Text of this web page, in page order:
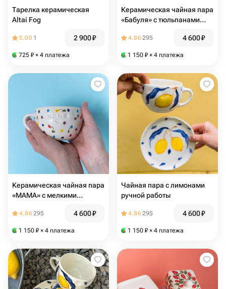
Тарелка керамическая
Altai Fog
5.00 1 2 900₽
725 ₽ × 4 платежа
Керамическая чайная пара
«Бабуля» с тюльпанами
4.86295 4 600₽
1 150 ₽ × 4 платежа
Керамическая чайная пара
«МАМА» с мелкими
РАБОТА
4.86295 4 600₽
1 150 ₽ × 4 платежа
Чайная пара с лимонами
ручной работы
4.86295 4 600₽
1 150 ₽ × 4 платежа